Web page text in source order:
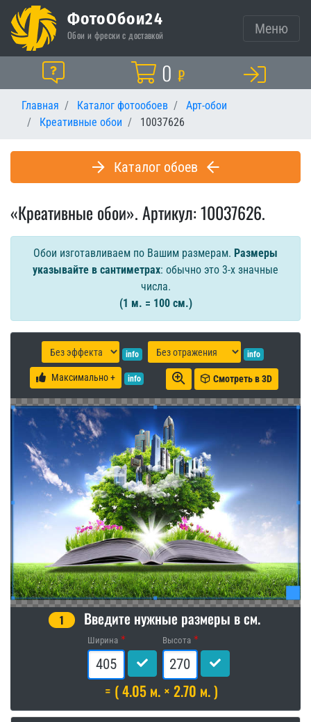
ФотоОбои24
Обои и фрески с доставкой Меню
Помощь Корзина
0 ₽
Главная Каталог фотообоев
Арт-обои
Креативные обои
10037626
Каталог обоев
«Креативные обои». Артикул: 10037626.
Обои изготавливаем по Вашим размерам. Размеры
указывайте в сантиметрах: обычно это 3-х значные
числа.
(1 м. = 100 см.)
info info
Максимально + info Смотреть в 3D
1 Введите нужные размеры в см.
Ширина Высота
= ( 4.05 м. × 2.70 м. )